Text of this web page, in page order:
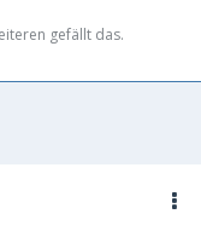
gefällt das.